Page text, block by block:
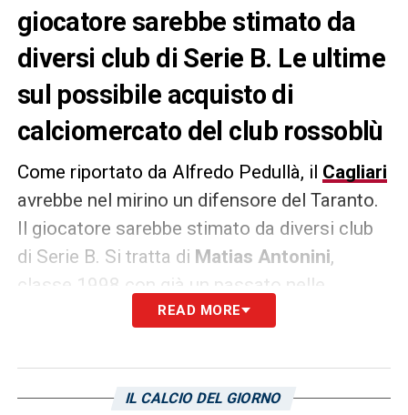
giocatore sarebbe stimato da
diversi club di Serie B. Le ultime
sul possibile acquisto di
calciomercato del club rossoblù
Come riportato da Alfredo Pedullà, il Cagliari
avrebbe nel mirino un difensore del Taranto.
Il giocatore sarebbe stimato da diversi club
di Serie B. Si tratta di Matias Antonini,
classe 1998 con già un passato nelle
giovanili rossoblù. Lo scorso dicembre
EmpolieSalernitana. Anche ilCatanzaro,
fresco di promozione in Serie B, avrebbe
READ MORE
IL CALCIO DEL GIORNO